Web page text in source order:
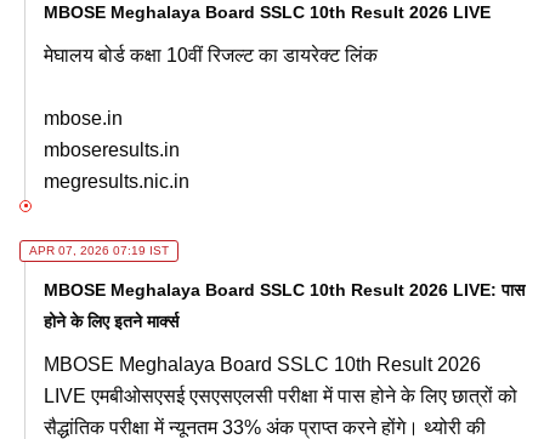
MBOSE Meghalaya Board SSLC 10th Result 2026 LIVE
मेघालय बोर्ड कक्षा 10वीं रिजल्ट का डायरेक्ट लिंक
mbose.in
mboseresults.in
megresults.nic.in
APR 07, 2026 07:19 IST
MBOSE Meghalaya Board SSLC 10th Result 2026 LIVE: पास
होने के लिए इतने मार्क्स
MBOSE Meghalaya Board SSLC 10th Result 2026
LIVE एमबीओसएसई एसएसएलसी परीक्षा में पास होने के लिए छात्रों को
सैद्धांतिक परीक्षा में न्यूनतम 33% अंक प्राप्त करने होंगे। थ्योरी की